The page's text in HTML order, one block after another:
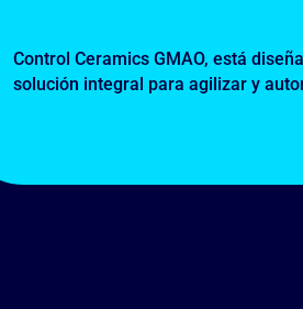
Control Ceramics GMAO, está
solución integral para agilizar y